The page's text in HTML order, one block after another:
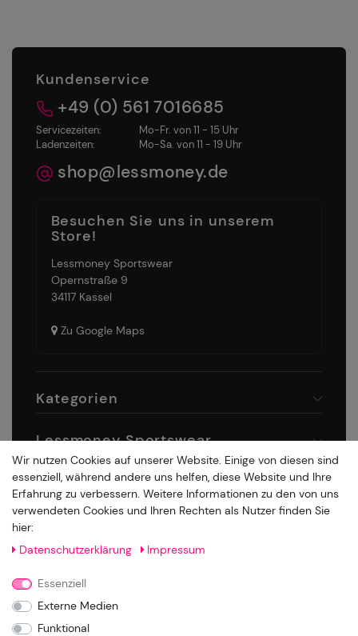
Kundenservice
+49 (0) 561 7016685
Servicezeiten:
Mo-Fr. von 11 - 15 Uhr
Ladenzeiten:
Mo-Sa. von 11 - 19 Uhr
shop@lessmoney.de
Besuchen Sie uns in unserem
Store!
Lessmoney Sportswear
Opernstraße 9
34117 Kassel
Zu Google Maps
Kategorien
Lessmoney Sportswear
Rechtliches
Wir nutzen Cookies auf unserer Website. Einige von diesen sind
essenziell, während andere uns helfen, diese Website und Ihre
Erfahrung zu verbessern. Weitere Informationen zu den von uns
verwendeten Cookies und Ihren Rechten als Nutzer finden Sie
hier:
Daten­schutz­erklärung
Impressum
Essenziell
Externe Medien
Funktional